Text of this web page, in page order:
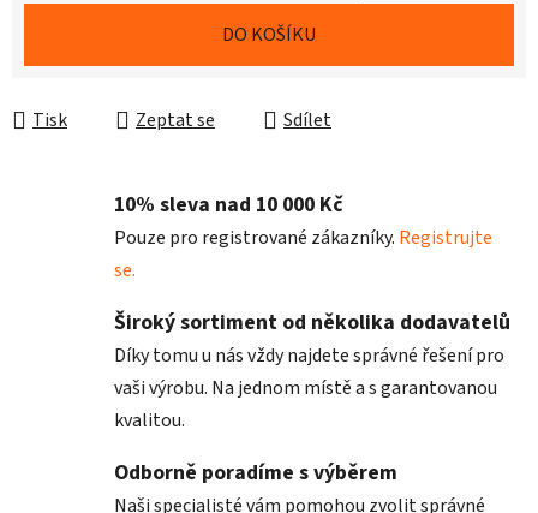
DO KOŠÍKU
Tisk Zeptat se Sdílet
10% sleva nad 10 000 Kč
Pouze pro registrované zákazníky. Registrujte
se.
Široký sortiment od několika dodavatelů
Díky tomu u nás vždy najdete správné řešení pro
vaši výrobu. Na jednom místě a s garantovanou
kvalitou.
Odborně poradíme s výběrem
Naši specialisté vám pomohou zvolit správné